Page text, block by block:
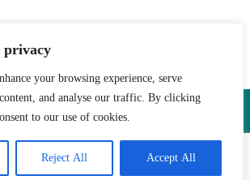
privacy
your browsing experience, serve
and analyse our traffic. By clicking
to our use of cookies.
Reject All Accept All
- Ontwikkeld door Best4u
Privacyverklaring-Sitemap